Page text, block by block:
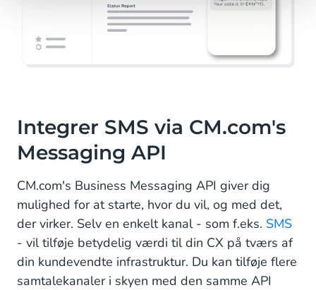
Integrer SMS via CM.com's
Messaging API
CM.com's Business Messaging API giver dig
mulighed for at starte, hvor du vil, og med det,
der virker. Selv en enkelt kanal - som f.eks. SMS
- vil tilføje betydelig værdi til din CX på tværs af
din kundevendte infrastruktur. Du kan tilføje flere
samtalekanaler i skyen med den samme API